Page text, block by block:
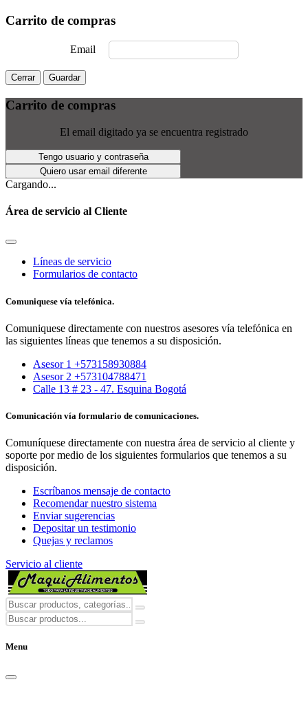
Carrito de compras
Email
Cerrar Guardar
Carrito de compras
El email digitado ya se encuentra registrado
Tengo usuario y contraseña
Quiero usar email diferente
Cargando...
Área de servicio al Cliente
Líneas de servicio
Formularios de contacto
Comuniquese vía telefónica.
Comuniquese directamente con nuestros asesores vía telefónica en
las siguientes líneas que tenemos a su disposición.
Asesor 1 +573158930884
Asesor 2 +573104788471
Calle 13 # 23 - 47. Esquina Bogotá
Comunicación vía formulario de comunicaciones.
Comuníquese directamente con nuestra área de servicio al cliente y
soporte por medio de los siguientes formularios que tenemos a su
disposición.
Escríbanos mensaje de contacto
Recomendar nuestro sistema
Enviar sugerencias
Depositar un testimonio
Quejas y reclamos
Servicio al cliente
Menu